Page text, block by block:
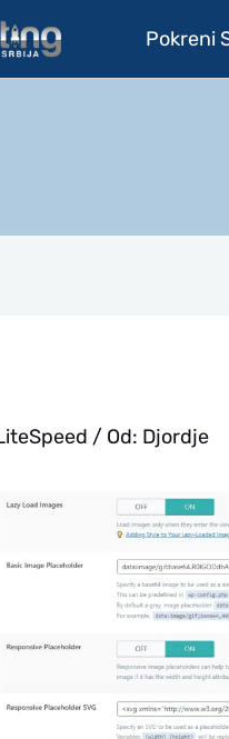
Pokreni
/ Od: Djordje